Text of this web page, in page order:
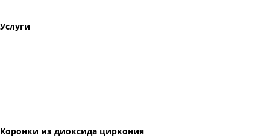
Услуги
Коронки из диоксида циркония